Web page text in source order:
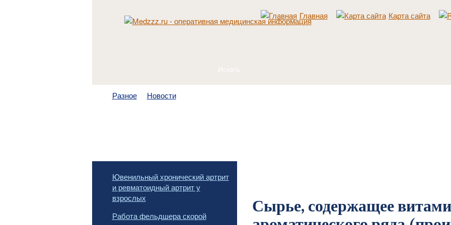
Главная Карта сайта
Разное Новости
Ювенильный хронический артрит
и ревматоидный артрит у
взрослых
Работа фельдшера скорой
Сырье, содержащее